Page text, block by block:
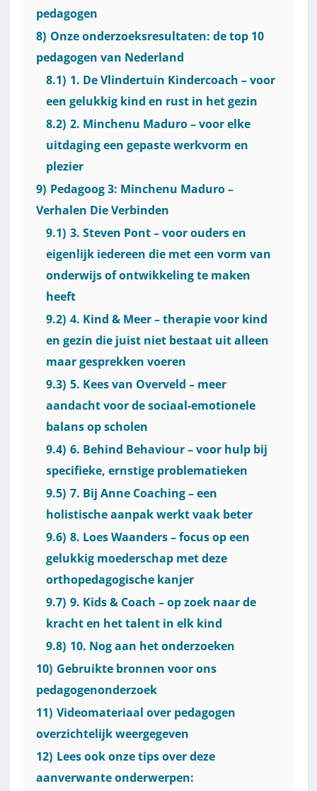
pedagogen
8) Onze onderzoeksresultaten: de top 10
pedagogen van Nederland
8.1) 1. De Vlindertuin Kindercoach – voor
een gelukkig kind en rust in het gezin
8.2) 2. Minchenu Maduro – voor elke
uitdaging een gepaste werkvorm en
plezier
9) Pedagoog 3: Minchenu Maduro –
Verhalen Die Verbinden
9.1) 3. Steven Pont – voor ouders en
eigenlijk iedereen die met een vorm van
onderwijs of ontwikkeling te maken
heeft
9.2) 4. Kind & Meer – therapie voor kind
en gezin die juist niet bestaat uit alleen
maar gesprekken voeren
9.3) 5. Kees van Overveld – meer
aandacht voor de sociaal-emotionele
balans op scholen
9.4) 6. Behind Behaviour – voor hulp bij
specifieke, ernstige problematieken
9.5) 7. Bij Anne Coaching – een
holistische aanpak werkt vaak beter
9.6) 8. Loes Waanders – focus op een
gelukkig moederschap met deze
orthopedagogische kanjer
9.7) 9. Kids & Coach – op zoek naar de
kracht en het talent in elk kind
9.8) 10. Nog aan het onderzoeken
10) Gebruikte bronnen voor ons
pedagogenonderzoek
11) Videomateriaal over pedagogen
overzichtelijk weergegeven
12) Lees ook onze tips over deze
aanverwante onderwerpen: